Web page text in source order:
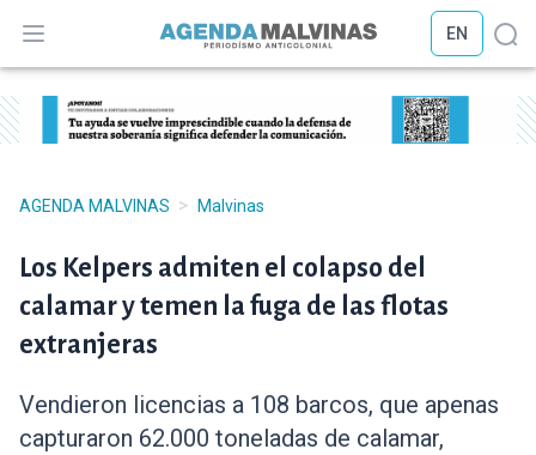
Abrir menú
EN
AGENDA MALVINAS > Malvinas
Los Kelpers admiten el colapso del
calamar y temen la fuga de las flotas
extranjeras
Vendieron licencias a 108 barcos, que apenas
capturaron 62.000 toneladas de calamar,